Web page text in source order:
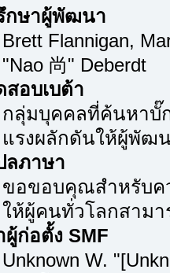
กษาผู้พัฒนา
Brett Flannigan,
"Nao 尚" Deberdt
สอบเบต้า
กลุ่มบุคคลที่ค้นหาบั๊
แรงผลักดันให้ผู้พัฒ
ลภาษา
ขอขอบคุณสำหรับ
ให้ผู้คนทั่วโลกสามา
ผู้ก่อตั้ง SMF
Unknown W.